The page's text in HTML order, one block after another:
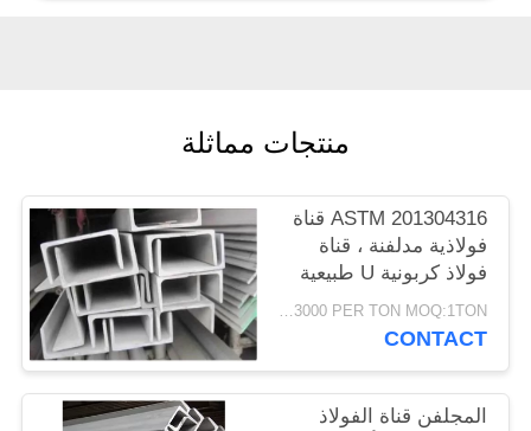
POLICY
منتجات مماثلة
ASTM 201304316 قناة
فولاذية مدلفنة ، قناة
فولاذ كربونية U طبيعية
اللون
USD1500-3000 PER TON MOQ:1TON
CONTACT
المجلفن قناة الفولاذ